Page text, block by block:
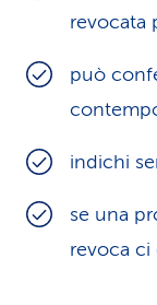
revocata
può
indichi
se una
revoca